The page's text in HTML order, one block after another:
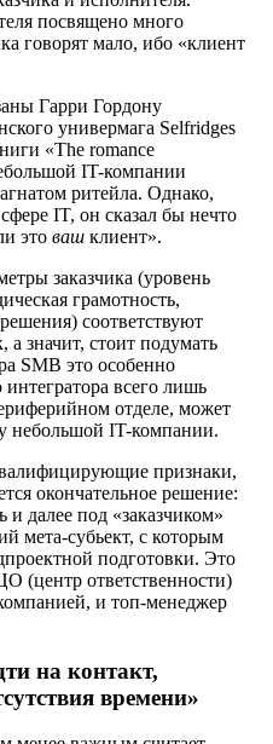
посвящено много
говорят мало, ибо «клиент
Гарри Гордону
универмага Selfridges
«The romance
IT-компании
ритейла. Однако,
IT, он сказал бы нечто
это ваш клиент».
заказчика (уровень
грамотность,
соответствуют
значит, стоит подумать
SMB это особенно
всего лишь
отделе, может
небольшой IT-компании.
признаки,
окончательное решение:
и далее под «заказчиком»
мета-субьект, с которым
подготовки. Это
(центр ответственности)
и топ-менеджер
на контакт,
времени»